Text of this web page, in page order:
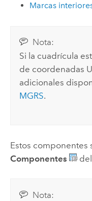
Marcas
Nota:
Si la cuadrícula
de coordenadas
adicionales
MGRS.
Estos componentes
Componentes
del
Nota: